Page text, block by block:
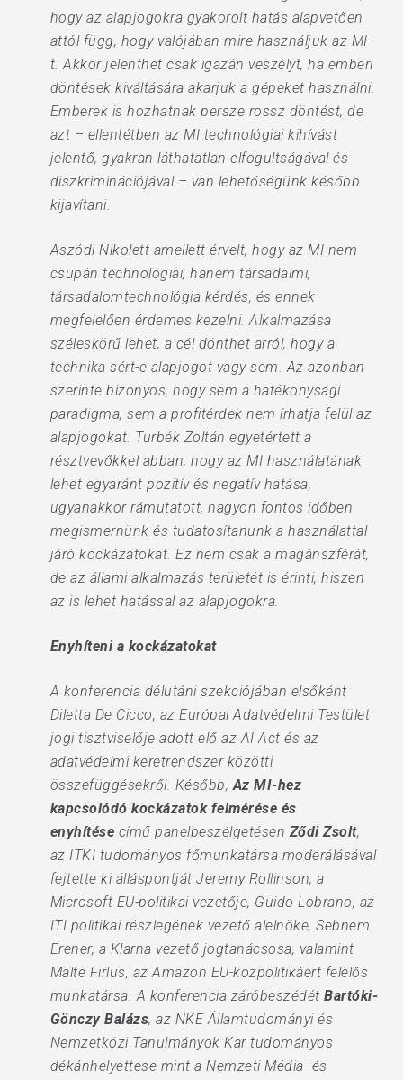
hogy az alapjogokra gyakorolt hatás alapvetően
attól függ, hogy valójában mire használjuk az MI-
t. Akkor jelenthet csak igazán veszélyt, ha emberi
döntések kiváltására akarjuk a gépeket használni.
Emberek is hozhatnak persze rossz döntést, de
azt – ellentétben az MI technológiai kihívást
jelentő, gyakran láthatatlan elfogultságával és
diszkriminációjával – van lehetőségünk később
kijavítani.
Aszódi Nikolett amellett érvelt, hogy az MI nem
csupán technológiai, hanem társadalmi,
társadalomtechnológia kérdés, és ennek
megfelelően érdemes kezelni. Alkalmazása
széleskörű lehet, a cél dönthet arról, hogy a
technika sért-e alapjogot vagy sem. Az azonban
szerinte bizonyos, hogy sem a hatékonysági
paradigma, sem a profitérdek nem írhatja felül az
alapjogokat. Turbék Zoltán egyetértett a
résztvevőkkel abban, hogy az MI használatának
lehet egyaránt pozitív és negatív hatása,
ugyanakkor rámutatott, nagyon fontos időben
megismernünk és tudatosítanunk a használattal
járó kockázatokat. Ez nem csak a magánszférát,
de az állami alkalmazás területét is érinti, hiszen
az is lehet hatással az alapjogokra.
Enyhíteni a kockázatokat
A konferencia délutáni szekciójában elsőként
Diletta De Cicco, az Európai Adatvédelmi Testület
jogi tisztviselője adott elő az AI Act és az
adatvédelmi keretrendszer közötti
összefüggésekről. Később,Az MI-hez
kapcsolódó kockázatok felmérése és
enyhítése című panelbeszélgetésenZődi Zsolt,
az ITKI tudományos főmunkatársa moderálásával
fejtette ki álláspontját Jeremy Rollinson, a
Microsoft EU-politikai vezetője, Guido Lobrano, az
ITI politikai részlegének vezető alelnöke, Sebnem
Erener, a Klarna vezető jogtanácsosa, valamint
Malte Firlus, az Amazon EU-közpolitikáért felelős
munkatársa. A konferencia záróbeszédétBartóki-
Gönczy Balázs, az NKE Államtudományi és
Nemzetközi Tanulmányok Kar tudományos
dékánhelyettese mint a Nemzeti Média- és